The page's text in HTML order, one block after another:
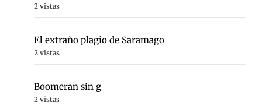
2 vistas
El extraño plagio de Saramago
2 vistas
Boomeran sin g
2 vistas